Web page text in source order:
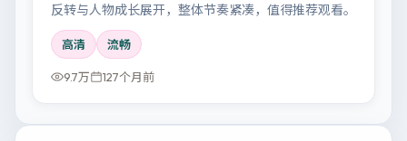
反转与人物成长展开，整体节奏紧凑，值得推荐观看。
高清 流畅
9.7万 127个月前